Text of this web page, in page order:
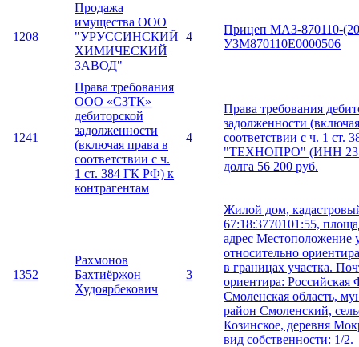
1208
Продажа
имущества ООО
"УРУССИНСКИЙ
ХИМИЧЕСКИЙ
ЗАВОД"
4
Прицеп МАЗ-870110-
У3М870110Е0000506
1241
Права требования
ООО «СЗТК»
дебиторской
задолженности
(включая права в
соответствии с ч.
1 ст. 384 ГК РФ) к
контрагентам
4
Права требования
задолженности
соответствии с ч. 1
"ТЕХНОПРО" (ИНН
долга 56 200 руб.
1352
Рахмонов
Бахтиёржон
Худоярбекович
3
Жилой дом,
67:18:3770101:55,
адрес Местоположение
относительно
в границах участка.
ориентира: Российская
Смоленская область,
район Смоленский,
Козинское, деревня
вид собственности: 1/2.